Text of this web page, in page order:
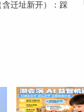
含迁址新开）：踩